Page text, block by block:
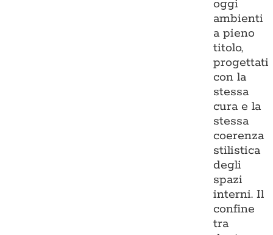
oggi
ambienti
a pieno
titolo,
progettati
con la
stessa
cura e la
stessa
coerenza
stilistica
degli
spazi
interni. Il
confine
tra